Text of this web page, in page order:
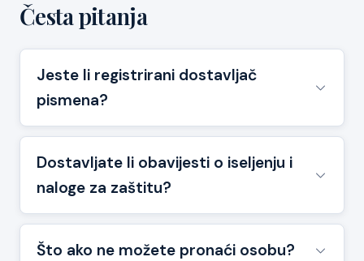
Česta pitanja
Jeste li registrirani dostavljač
pismena?
Dostavljate li obavijesti o iseljenju i
naloge za zaštitu?
Što ako ne možete pronaći osobu?